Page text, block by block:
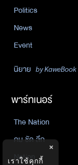
Politics
News
Event
นิยาย by KaweBook
พาร์ทเนอร์
The Nation
คม ชัด ลึก
Nation
×
เราใช้คุกกี้